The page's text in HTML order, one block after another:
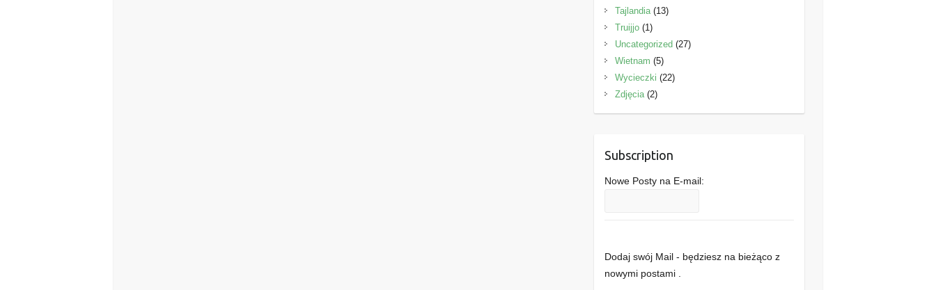
Tajlandia(13)
Truijjo(1)
Uncategorized (27)
Wietnam (5)
Wycieczki (22)
Zdjęcia(2)
Subscription
Nowe Posty na E-mail:
Dodaj swój Mail - będziesz na bieżąco z
nowymi postami .